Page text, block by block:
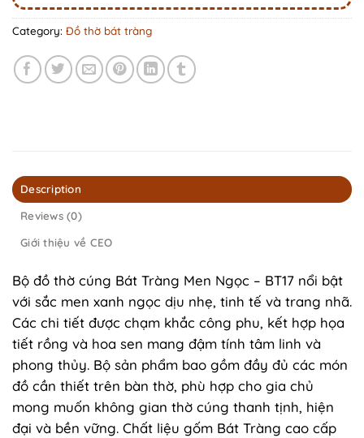
Category: Đồ thờ bát tràng
Description
Reviews (0)
Giới thiệu về CEO
Bộ đồ thờ cúng Bát Tràng Men Ngọc – BT17 nổi bật
với sắc men xanh ngọc dịu nhẹ, tinh tế và trang nhã.
Các chi tiết được chạm khắc công phu, kết hợp họa
tiết rồng và hoa sen mang đậm tính tâm linh và
phong thủy. Bộ sản phẩm bao gồm đầy đủ các món
đồ cần thiết trên bàn thờ, phù hợp cho gia chủ
mong muốn không gian thờ cúng thanh tịnh, hiện
đại và bền vững. Chất liệu gốm Bát Tràng cao cấp